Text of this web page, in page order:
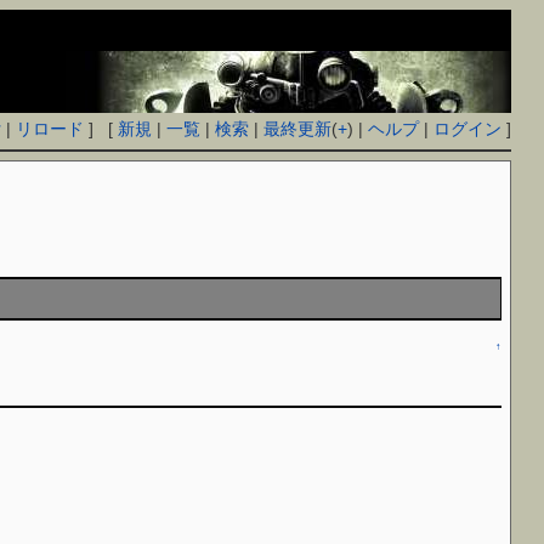
| リロード ] [ 新規 |一覧 |検索 |最終更新(+) |ヘルプ| ログイン ]
↑